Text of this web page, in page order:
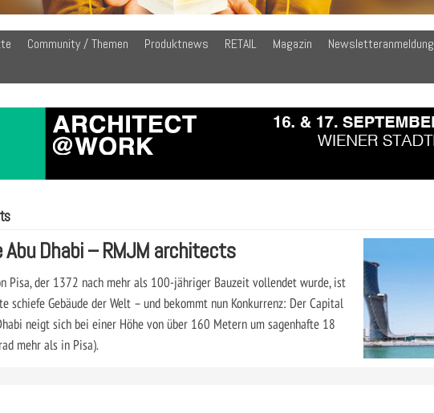
Community / Themen Produktnews RETAIL Magazin Newsletteranmeldung
Abu Dhabi – RMJM architects
Pisa, der 1372 nach mehr als 100-jähriger Bauzeit vollendet wurde, ist
schiefe Gebäude der Welt – und bekommt nun Konkurrenz: Der Capital
neigt sich bei einer Höhe von über 160 Metern um sagenhafte 18
mehr als in Pisa).